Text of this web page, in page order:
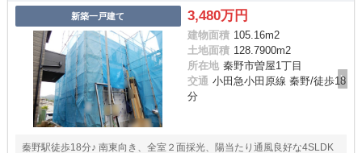
新築一戸建て 3,480万円
建物面積 105.16m2
土地面積 128.7900m2
所在地 秦野市曽屋1丁目
交通 小田急小田原線 秦野/徒歩18
分
秦野駅徒歩18分♪ 南東向き、全室２面採光、陽当たり通風良好な4SLDK